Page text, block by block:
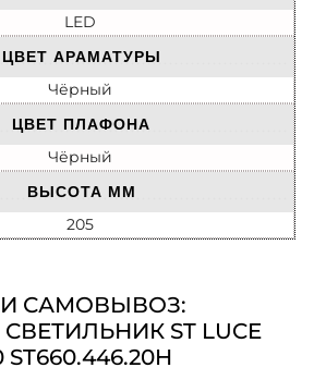
LED
ЦВЕТ АРАМАТУРЫ
Чёрный
ЦВЕТ ПЛАФОНА
Чёрный
ВЫСОТА ММ
205
САМОВЫВОЗ:
ST LUCE
ST660.446.20H